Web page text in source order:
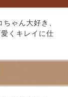
ゃん大好き、
くキレイに仕